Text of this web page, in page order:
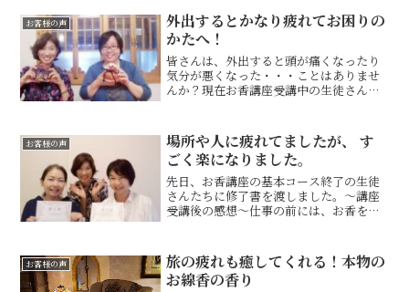
お客様の声
外出するとかなり疲れてお困りの
かたへ！
皆さんは、外出すると頭が痛くなったり
気分が悪くなった・・・ことはありませ
んか？現在お香講座受講中の生徒さん。
想をいただきましたので紹介させていた
だきます。◆浪平百合子さ...
お客様の声
場所や人に疲れてましたが、 す
ごく楽になりました。
先日、お香講座の基本コース終了の生徒
さんたちに修了書を渡しました。～講座
受講後の感想～仕事の前には、お香を塗
ていま～す！今まで、場所や人に疲れて
ましたが、すごく楽にな...
お客様の声
旅の疲れも癒してくれる！本物の
お線香の香り